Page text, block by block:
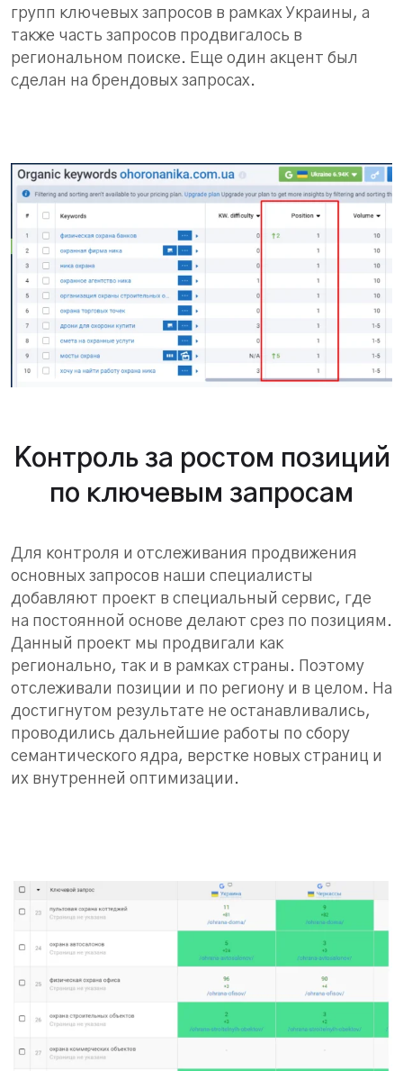
групп ключевых запросов в рамках Украины, а
также часть запросов продвигалось в
региональном поиске. Еще один акцент был
сделан на брендовых запросах.
Контроль за ростом позиций
по ключевым запросам
Для контроля и отслеживания продвижения
основных запросов наши специалисты
добавляют проект в специальный сервис, где
на постоянной основе делают срез по позициям.
Данный проект мы продвигали как
регионально, так и в рамках страны. Поэтому
отслеживали позиции и по региону и в целом. На
достигнутом результате не останавливались,
проводились дальнейшие работы по сбору
семантического ядра, верстке новых страниц и
их внутренней оптимизации.